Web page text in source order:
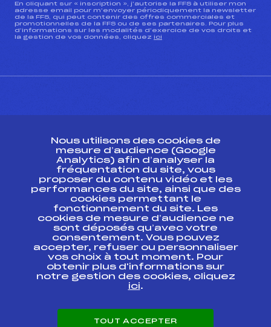
En cliquant sur « inscription », j’autorise la FFS à utiliser mon
adresse email pour m’envoyer périodiquement la newsletter
de la FFS, qui peut contenir des offres commerciales et
promotionnelles de la FFS ou de ses partenaires. Pour plus
d’informations sur les modalités d’exercice de vos droits et
la gestion de vos données, cliquez ici
Ressources
Pass’Neige
Projet sportif fédéral
Projet de performance fédéral
Antidopage
Pôle Développement, Formation, Suivi
Scientifique
Listes ministérielles
Pôle vie de l’athlète
Enseignement professionnel
Nous utilisons des cookies de
mesure d’audience (Google
Analytics) afin d’analyser la
fréquentation du site, vous
proposer du contenu vidéo et les
performances du site, ainsi que des
cookies permettant le
fonctionnement du site. Les
cookies de mesure d’audience ne
sont déposés qu’avec votre
consentement. Vous pouvez
accepter, refuser ou personnaliser
vos choix à tout moment. Pour
obtenir plus d'informations sur
notre gestion des cookies, cliquez
ici.
TOUT ACCEPTER